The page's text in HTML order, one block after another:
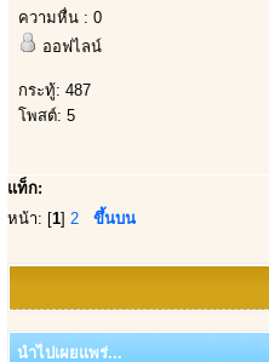
ความหื่น : 0
ออฟไลน์
กระทู้: 487
โพสต์: 5
แท็ก:
หน้า: [1] 2 ขึ้นบน
นำไปเผยแพร่...